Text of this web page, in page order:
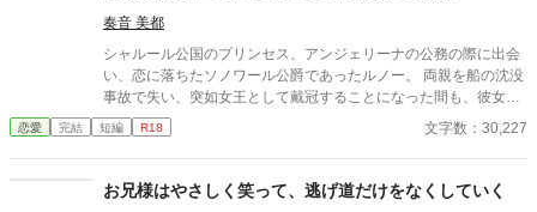
奏音 美都
シャルール公国のプリンセス、アンジェリーナの公務の際に出会
い、恋に落ちたソノワール公爵であったルノー。 両親を船の沈没
事故で失い、突如女王として戴冠することになった間も、彼女を
支え続けた。 それから幾つもの困難を乗り越え、ルノーはアンジ
ェリーナと婚姻を結び、単なる女王の夫、王配ではなく、自らも
アンジェリーナの誕生日。ルノーは彼女を喜ばせようと、画策す
恋愛 完結 短編 R18 文字数：30,227
お兄様はやさしく笑って、逃げ道だけをなくしていく